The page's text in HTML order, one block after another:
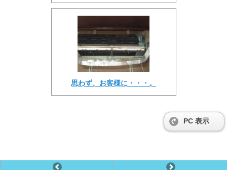
思わず、お客様に・・・。
PC 表示